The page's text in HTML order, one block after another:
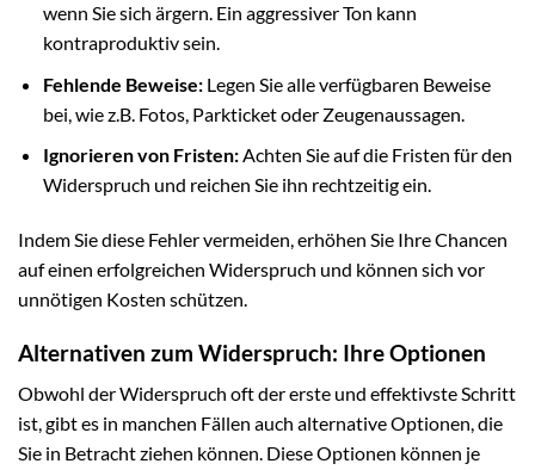
wenn Sie sich ärgern. Ein aggressiver Ton kann
kontraproduktiv sein.
Fehlende Beweise:Legen Sie alle verfügbaren Beweise
bei, wie z.B. Fotos, Parkticket oder Zeugenaussagen.
Ignorieren von Fristen:Achten Sie auf die Fristen für den
Widerspruch und reichen Sie ihn rechtzeitig ein.
Indem Sie diese Fehler vermeiden, erhöhen Sie Ihre Chancen
auf einen erfolgreichen Widerspruch und können sich vor
unnötigen Kosten schützen.
Alternativen zum Widerspruch: Ihre Optionen
Obwohl der Widerspruch oft der erste und effektivste Schritt
ist, gibt es in manchen Fällen auch alternative Optionen, die
Sie in Betracht ziehen können. Diese Optionen können je